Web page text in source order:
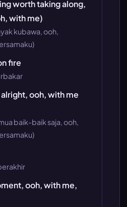
worth taking along,
with me)
kubawa, ooh,
fire
ooh, with me
baik-baik saja, ooh,
ooh, with me,